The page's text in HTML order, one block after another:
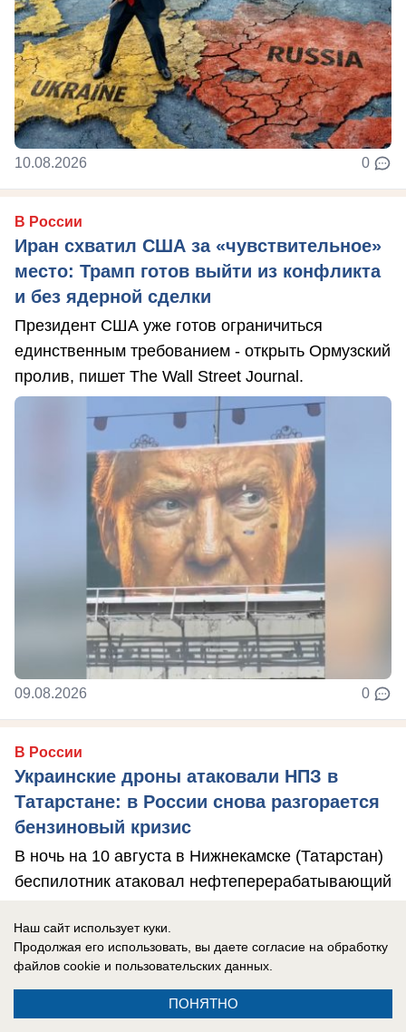
10.08.2026 0
В России
Иран схватил США за «чувствительное»
место: Трамп готов выйти из конфликта
и без ядерной сделки
Президент США уже готов ограничиться
единственным требованием - открыть Ормузский
пролив, пишет The Wall Street Journal.
09.08.2026 0
В России
Украинские дроны атаковали НПЗ в
Татарстане: в России снова разгорается
бензиновый кризис
В ночь на 10 августа в Нижнекамске (Татарстан)
беспилотник атаковал нефтеперерабатывающий
Наш сайт использует куки.
Продолжая его использовать, вы даете согласие на обработку
файлов cookie и пользовательских данных.
ПОНЯТНО